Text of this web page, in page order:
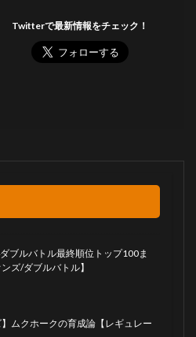
Twitterで最新情報をチェック！
ブルバトル最終順位トップ100ま
ズ/ダブルバトル】
】ムクホークの育成論【レギュレー